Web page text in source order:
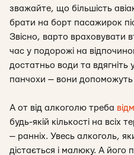
зважайте, що більшість
брати на борт пасажирок
Звісно, варто враховувати
час у подорожі на
достатньо води та вдягніть
панчохи — вони допоможуть
А от від алкоголю треба
будь-якій кількості на всіх
— ранніх. Увесь алкоголь,
дістається і малюку. А його